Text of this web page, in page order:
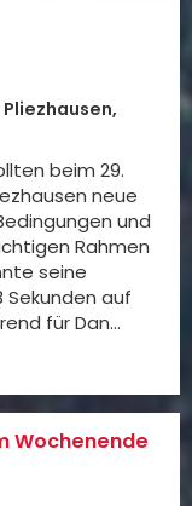
beim 29.
neue
und
Rahmen
seine
auf
für Dan…
Wochenende